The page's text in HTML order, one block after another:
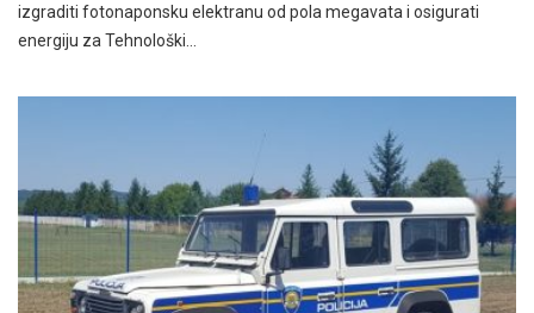
izgraditi fotonaponsku elektranu od pola megavata i osigurati
energiju za Tehnološki…